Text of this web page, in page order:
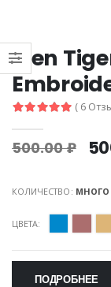
Men
( 6
500.00 ₽
КОЛИЧЕСТВО: МНОГО
ЦВЕТА:
ПОДРОБНЕЕ